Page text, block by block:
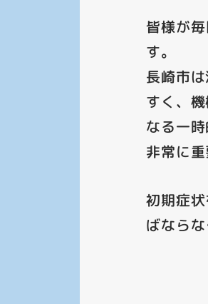
皆様が
す。
長崎市
すく、
なる一
非常に重
初期症
ばなら